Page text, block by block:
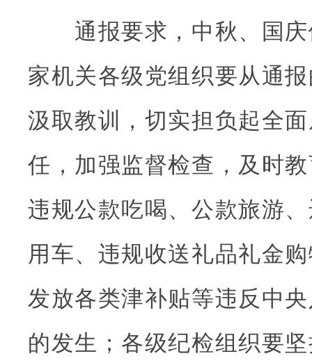
通报要求，中秋、国庆
家机关各级党组织要从通
汲取教训，切实担负起全
任，加强监督检查，及时
违规公款吃喝、公款旅游
用车、违规收送礼品礼金
发放各类津补贴等违反中
的发生；各级纪检组织要